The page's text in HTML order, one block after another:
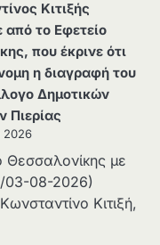
Κιτιξής
από το Εφετείο
που έκρινε ότι
η διαγραφή του
Δημοτικών
Πιερίας
2026
Θεσσαλονίκης με
03-08-2026)
Κιτιξή,